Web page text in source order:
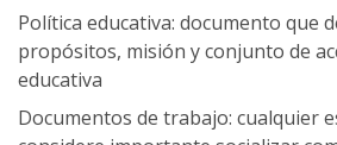
Política educativa: documento que
propósitos, misión y conjunto de
educativa
Documentos de trabajo: cualquier